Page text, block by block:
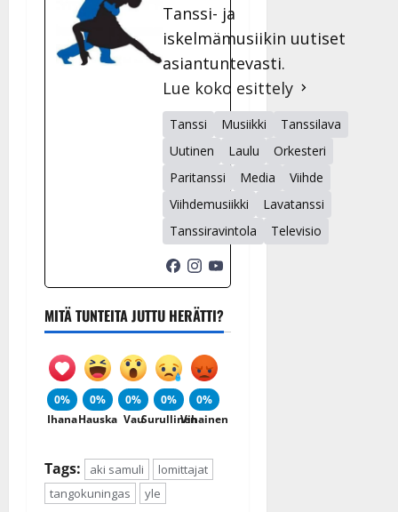
Tanssi- ja
iskelmämusiikin uutiset
asiantuntevasti.
Lue koko esittely
Tanssi Musiikki
Tanssilava
Uutinen
Laulu
Orkesteri
Paritanssi
Media
Viihde
Viihdemusiikki
Lavatanssi
Tanssiravintola
Televisio
MITÄ TUNTEITA JUTTU HERÄTTI?
0%
Ihana
0%
Hauska
0%
Vau
0%
Surullinen
0%
Vihainen
Tags: aki samuli
lomittajat
tangokuningas
yle